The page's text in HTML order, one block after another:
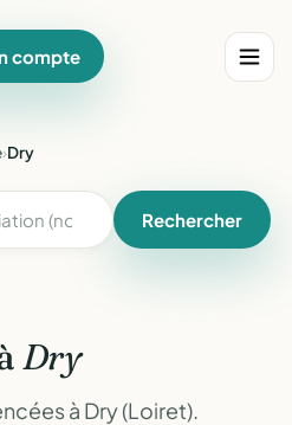
compte
›Dry
Rechercher
Dry
à Dry (Loiret).